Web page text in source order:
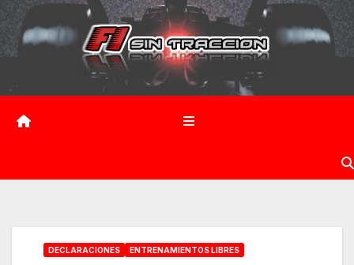
Saltar
contenido
DECLARACIONES ENTRENAMIENTOS LIBRES